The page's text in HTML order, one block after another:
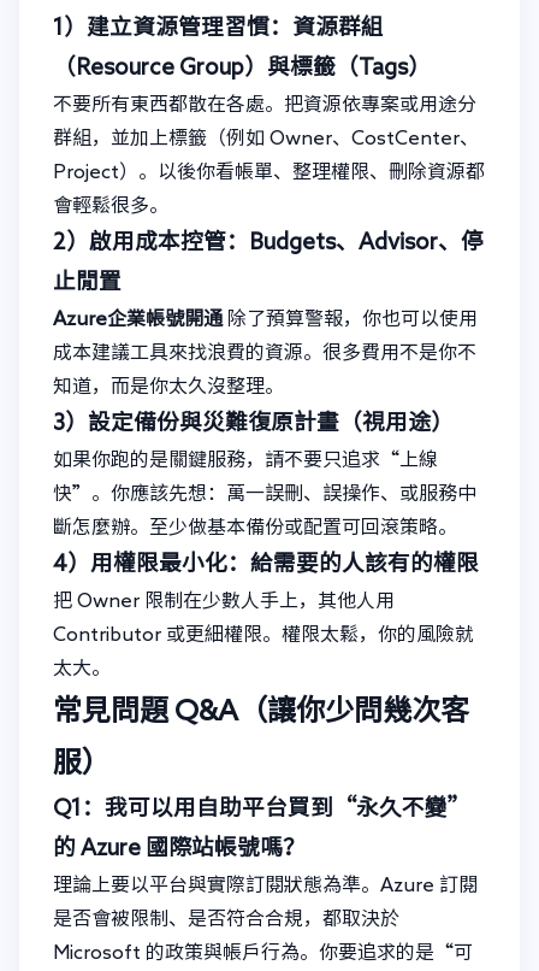
1）建立資源管理習慣：資源群組
（Resource Group）與標籤（Tags）
不要所有東西都散在各處。把資源依專案或用途分
群組，並加上標籤（例如 Owner、CostCenter、
Project）。以後你看帳單、整理權限、刪除資源都
會輕鬆很多。
2）啟用成本控管：Budgets、Advisor、停
止閒置
Azure企業帳號開通 除了預算警報，你也可以使用
成本建議工具來找浪費的資源。很多費用不是你不
知道，而是你太久沒整理。
3）設定備份與災難復原計畫（視用途）
如果你跑的是關鍵服務，請不要只追求“上線
快”。你應該先想：萬一誤刪、誤操作、或服務中
斷怎麼辦。至少做基本備份或配置可回滾策略。
4）用權限最小化：給需要的人該有的權限
把 Owner 限制在少數人手上，其他人用
Contributor 或更細權限。權限太鬆，你的風險就
太大。
常見問題 Q&A（讓你少問幾次客
服）
Q1：我可以用自助平台買到“永久不變”
的 Azure 國際站帳號嗎？
理論上要以平台與實際訂閱狀態為準。Azure 訂閱
是否會被限制、是否符合合規，都取決於
Microsoft 的政策與帳戶行為。你要追求的是“可